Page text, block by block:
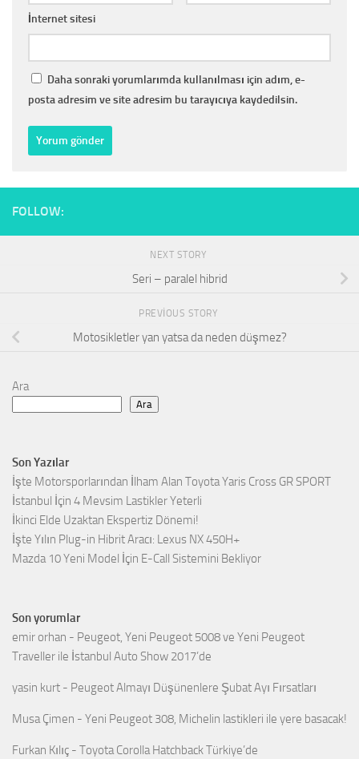
İnternet sitesi
Daha sonraki yorumlarımda kullanılması için adım, e-
posta adresim ve site adresim bu tarayıcıya kaydedilsin.
FOLLOW:
NEXT STORY
Seri – paralel hibrid
PREVIOUS STORY
Motosikletler yan yatsa da neden düşmez?
Ara
Ara
Son Yazılar
İşte Motorsporlarından İlham Alan Toyota Yaris Cross GR SPORT
İstanbul İçin 4 Mevsim Lastikler Yeterli
İkinci Elde Uzaktan Ekspertiz Dönemi!
İşte Yılın Plug-in Hibrit Aracı: Lexus NX 450H+
Mazda 10 Yeni Model İçin E-Call Sistemini Bekliyor
Son yorumlar
emir orhan - Peugeot, Yeni Peugeot 5008 ve Yeni Peugeot
Traveller ile İstanbul Auto Show 2017’de
yasin kurt - Peugeot Almayı Düşünenlere Şubat Ayı Fırsatları
Musa Çimen - Yeni Peugeot 308, Michelin lastikleri ile yere basacak!
Furkan Kılıç - Toyota Corolla Hatchback Türkiye’de